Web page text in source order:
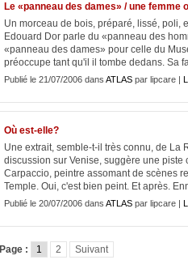
Le «panneau des dames» / une femme
Un morceau de bois, préparé, lissé, poli,
Edouard Dor parle du «panneau des
«panneau des dames» pour celle du
préoccupe tant qu'il il tombe dedans. Sa
Publié le 21/07/2006 dans ATLAS par lipcare |
Où est-elle?
Une extrait, semble-t-il très connu, de La
discussion sur Venise, suggère une
Carpaccio, peintre assomant de scènes
Temple. Oui, c'est bien peint. Et après.
Publié le 20/07/2006 dans ATLAS par lipcare |
Page : 1 2 Suivant